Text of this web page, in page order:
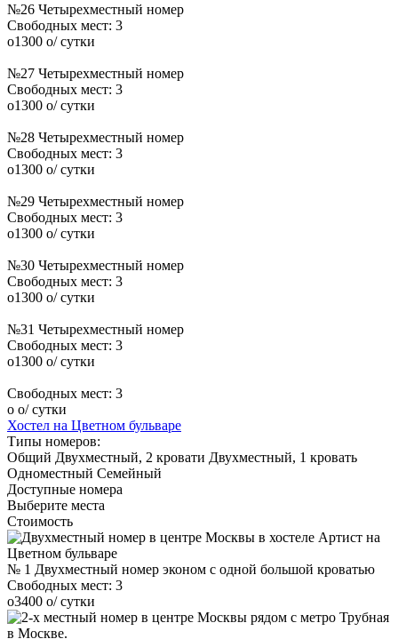
№26 Четырехместный номер
Свободных мест: 3
o1300 o/ сутки
№27 Четырехместный номер
Свободных мест: 3
o1300 o/ сутки
№28 Четырехместный номер
Свободных мест: 3
o1300 o/ сутки
№29 Четырехместный номер
Свободных мест: 3
o1300 o/ сутки
№30 Четырехместный номер
Свободных мест: 3
o1300 o/ сутки
№31 Четырехместный номер
Свободных мест: 3
o1300 o/ сутки
Свободных мест: 3
o o/ сутки
Хостел на Цветном бульваре
Типы номеров:
Общий Двухместный, 2 кровати Двухместный, 1 кровать
Одноместный Семейный
Доступные номера
Выберите места
Стоимость
№ 1 Двухместный номер эконом с одной большой кроватью
Свободных мест: 3
o3400 o/ сутки